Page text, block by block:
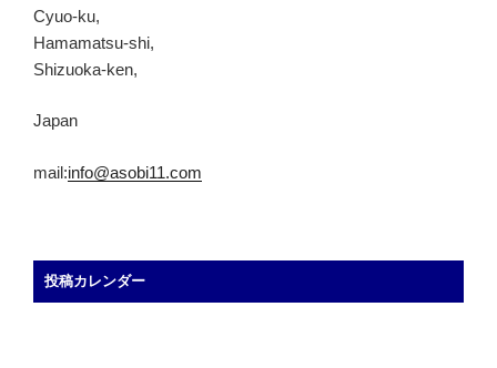
Cyuo-ku,
Hamamatsu-shi,
Shizuoka-ken,
Japan
mail:info@asobi11.com
投稿カレンダー